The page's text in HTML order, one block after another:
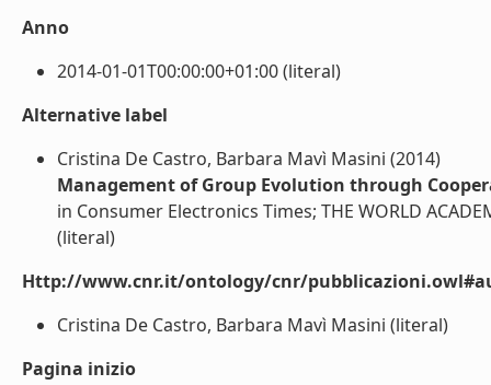
Anno
2014-01-01T00:00:00+01:00 (literal)
Alternative label
Cristina De Castro, Barbara Mavì Masini (2014)
Management of Group Evolution through
in Consumer Electronics Times; THE WORLD
(literal)
Http://www.cnr.it/ontology/cnr/
Cristina De Castro, Barbara Mavì Masini (literal)
Pagina inizio